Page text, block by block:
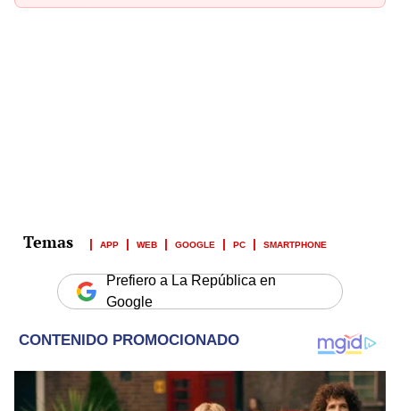
APP WEB GOOGLE PC SMARTPHONE
Prefiero a La República en
Google